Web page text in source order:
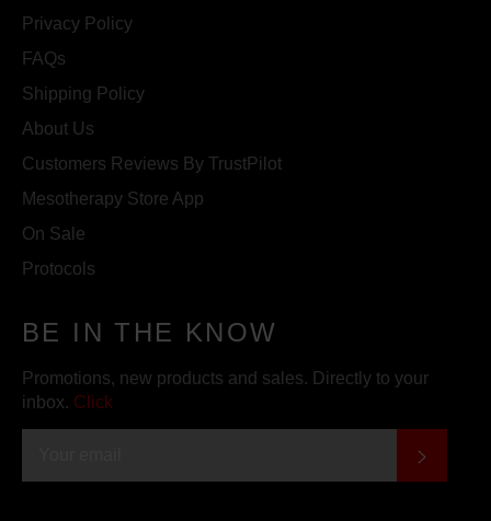
Privacy Policy
FAQs
Shipping Policy
About Us
Customers Reviews By TrustPilot
Mesotherapy Store App
On Sale
Protocols
BE IN THE KNOW
Promotions, new products and sales. Directly to your
inbox. Click